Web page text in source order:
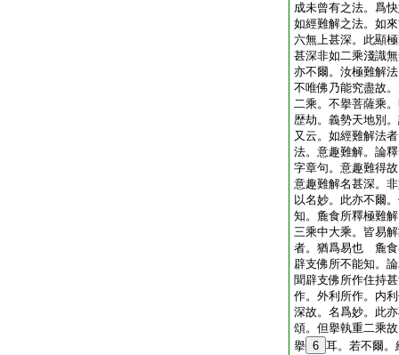
成未曾有之法。爲
如經難解之法。如
六無上甚深。此顯
甚深非如二乘淺識
亦不爾。汝極難解
不唯佛乃能究盡故
二乘。不擧菩薩乘
歴劫。義勢天地別
又云。如經難解法
法。意趣難解。論
字章句。意趣難得
意趣難解名甚深。
以名妙。此亦不爾
知。麁食所釋極難
三乘中大乘。皆易
者。猶爲易也 麁食
辟支佛所不能知。
聞辟支佛所作住持
作。外利所作。内
深故。名爲妙。此
頌。但擧執重二乘
擧 6 耳。若不爾。